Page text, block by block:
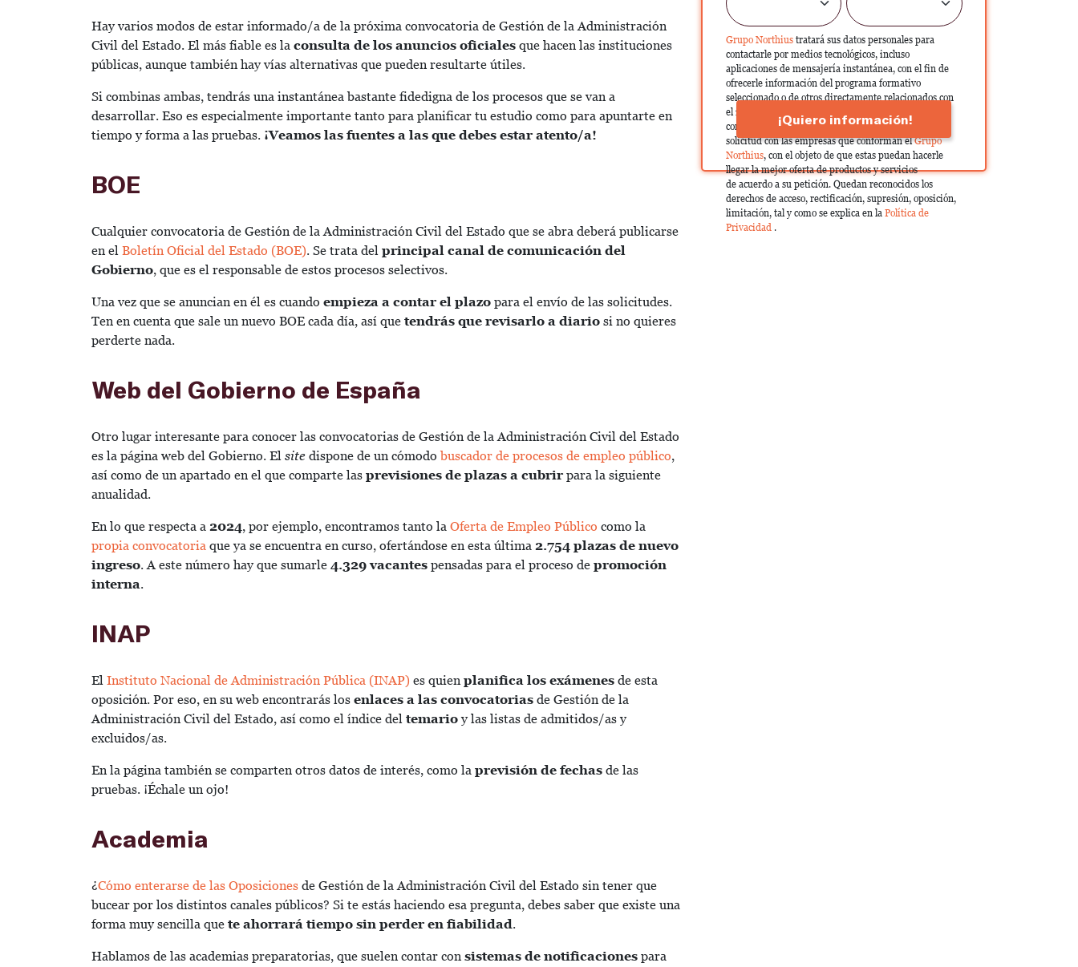
Hay varios modos de estar informado/a de la próxima convocatoria de Gestión de la Administración
Civil del Estado. El más fiable es la consulta de los anuncios oficiales que hacen las instituciones
públicas, aunque también hay vías alternativas que pueden resultarte útiles.
Si combinas ambas, tendrás una instantánea bastante fidedigna de los procesos que se van a
desarrollar. Eso es especialmente importante tanto para planificar tu estudio como para apuntarte en
tiempo y forma a las pruebas. ¡Veamos las fuentes a las que debes estar atento/a!
BOE
Cualquier convocatoria de Gestión de la Administración Civil del Estado que se abra deberá publicarse
en el Boletín Oficial del Estado (BOE). Se trata del principal canal de comunicación del
Gobierno, que es el responsable de estos procesos selectivos.
Una vez que se anuncian en él es cuando empieza a contar el plazo para el envío de las solicitudes.
Ten en cuenta que sale un nuevo BOE cada día, así que tendrás que revisarlo a diario si no quieres
perderte nada.
Web del Gobierno de España
Otro lugar interesante para conocer las convocatorias de Gestión de la Administración Civil del Estado
es la página web del Gobierno. El site dispone de un cómodobuscador de procesos de empleo público,
así como de un apartado en el que comparte las previsiones de plazas a cubrir para la siguiente
anualidad.
En lo que respecta a 2024, por ejemplo, encontramos tanto la Oferta de Empleo Público como la
propia convocatoria que ya se encuentra en curso, ofertándose en esta última 2.754 plazas de nuevo
ingreso. A este número hay que sumarle 4.329 vacantes pensadas para el proceso de promoción
interna.
INAP
El Instituto Nacional de Administración Pública (INAP) es quien planifica los exámenes de esta
oposición. Por eso, en su web encontrarás los enlaces a las convocatorias de Gestión de la
Administración Civil del Estado, así como el índice del temarioy las listas de admitidos/as y
excluidos/as.
En la página también se comparten otros datos de interés, como la previsión de fechas de las
pruebas. ¡Échale un ojo!
Academia
¿Cómo enterarse de las Oposiciones de Gestión de la Administración Civil del Estado sin tener que
bucear por los distintos canales públicos? Si te estás haciendo esa pregunta, debes saber que existe una
forma muy sencilla que te ahorrará tiempo sin perder en fiabilidad.
Hablamos de las academias preparatorias, que suelen contar con sistemas de notificaciones para
Grupo Northius tratará sus datos personales para
contactarle por medios tecnológicos, incluso
aplicaciones de mensajería instantánea, con el fin de
ofrecerle información del programa formativo
seleccionado o de otros directamente relacionados con
el interés manifestado y, en su caso, para tramitar la
contratación correspondiente. Compartiremos su
solicitud con las empresas que conforman elGrupo
Northius, con el objeto de que estas puedan hacerle
llegar la mejor oferta de productos y servicios
de acuerdo a su petición. Quedan reconocidos los
derechos de acceso, rectificación, supresión, oposición,
limitación, tal y como se explica en la Política de
Privacidad .
¡Quiero información!